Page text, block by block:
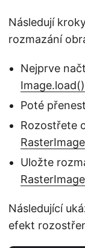
Následují
rozmazání
Nejprve
Image.load()
Poté
Rozostřete
Uložte
Následující
efekt